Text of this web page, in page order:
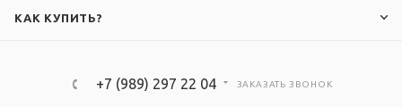
КАК КУПИТЬ?
+7 (989) 297 22 04 ЗАКАЗАТЬ ЗВОНОК